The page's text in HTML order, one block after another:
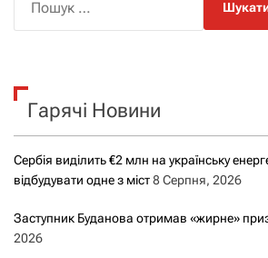
к
Гарячі Новини
Сербія виділить €2 млн на українську
відбудувати одне з міст8 Серпня, 2026
Заступник Буданова отримав «жирне»
2026